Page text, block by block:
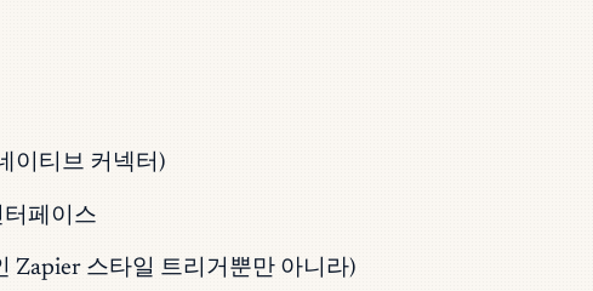
이티브 커넥터)
페이스
Zapier 스타일 트리거뿐만 아니라)